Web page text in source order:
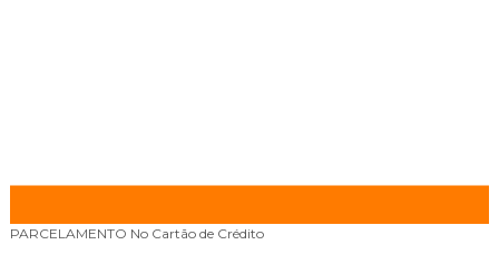
PARCELAMENTO No Cartão de Crédito